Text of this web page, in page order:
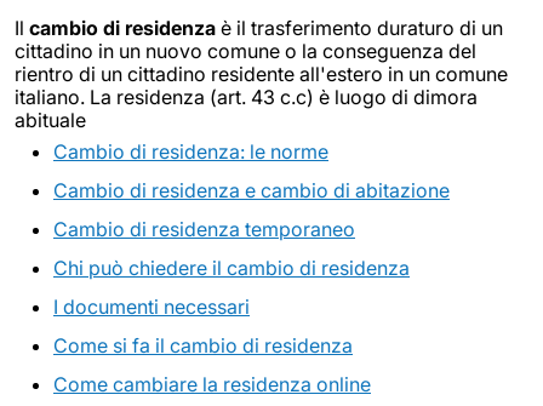
Il cambio di residenza è il trasferimento duraturo di un
cittadino in un nuovo comune o la conseguenza del
rientro di un cittadino residente all'estero in un comune
italiano. La residenza (art. 43 c.c) è luogo di dimora
abituale
Cambio di residenza: le norme
Cambio di residenza e cambio di abitazione
Cambio di residenza temporaneo
Chi può chiedere il cambio di residenza
I documenti necessari
Come si fa il cambio di residenza
Come cambiare la residenza online